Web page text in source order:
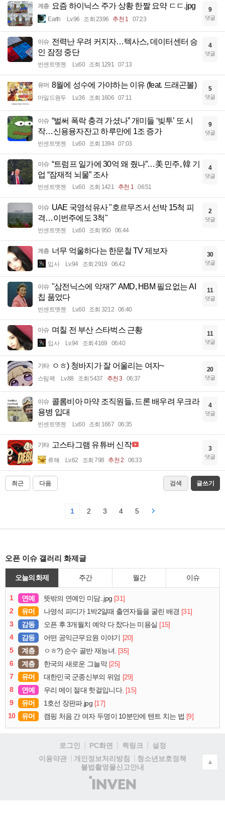
계층 요즘 하이닉스 주가 상황 한짤 요약 ㄷㄷ.jpg
Earth Lv.96 조회 2396 추천 1 07:23
9
댓글
이슈 전력난 우려 커지자…텍사스, 데이터센터 승
인 잠정 중단
빈센트멧젠 Lv.60 조회 1291 07:13
4
댓글
유머 8월에 성수에 가야하는 이유 (feat. 드래곤볼)
마일드원두 Lv.36 조회 1606 07:11
5
댓글
이슈 “벌써 폭락 충격 가셨나” 개미들 ‘빚투’ 또 시
작…신용융자잔고 하루만에 1조 증가
빈센트멧젠 Lv.60 조회 1394 07:03
9
댓글
이슈 “트럼프 일가에 30억 왜 줬나”…美 민주, 韓 기
업 “잠재적 뇌물” 조사
빈센트멧젠 Lv.60 조회 1421 추천 1 06:51
4
댓글
이슈 UAE 국영석유사 "호르무즈서 선박 15척 피
격…이번주에도 3척"
빈센트멧젠 Lv.60 조회 950 06:44
2
댓글
계층 너무 억울하다는 한문철 TV 제보자
입사 Lv.94 조회 2919 06:42
30
댓글
이슈 "삼전닉스에 악재?" AMD, HBM 필요없는 AI
칩 품었다
빈센트멧젠 Lv.60 조회 3212 06:40
11
댓글
이슈 며칠 전 부산 스타벅스 근황
입사 Lv.94 조회 4169 06:40
11
댓글
기타 ㅇㅎ) 청바지가 잘 어울리는 여자~
스팀팩 Lv.88 조회 5437 추천 3 06:37
20
댓글
이슈 콜롬비아 마약 조직원들, 드론 배우려 우크라
용병 입대
빈센트멧젠 Lv.60 조회 1667 06:35
4
댓글
기타 고스타그램 유튜버 신작
류햬 Lv.62 조회 798 추천 2 06:33
3
댓글
최근 다음 검색 글쓰기
1 2 3 4 5
오픈 이슈 갤러리 화제글
오늘의 화제 주간 월간 이슈
1 연예 뜻밖의 연예인 미담..jpg [31]
2
유머 나영석 피디가 1박2일때 출연자들을 굴린 배경 [31]
3
감동 오픈 후 3개월치 예약 다 찼다는 미용실 [15]
4
감동 어떤 공익근무요원 이야기 [20]
5
계층 ㅇㅎ?) 순수 골반 재능녀. [35]
6
계층 한국의 새로운 그늘막 [25]
7
유머 대한민국 군종신부의 위엄 [29]
8
연예 우리 메이 절대 핫걸입니다. [15]
9
유머 1호선 장판파.jpg [17]
10
유머 캠핑 처음 간 여자 두명이 10분만에 텐트 치는 법 [9]
로그인 PC화면 퀵링크
설정
이용약관
개인정보처리방침
청소년보호정책
불법촬영물신고안내
(주)
인
▲